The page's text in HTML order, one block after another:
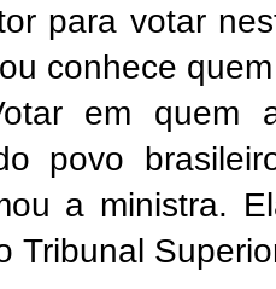
para votar
conhece
em quem
povo
a ministra.
Tribunal